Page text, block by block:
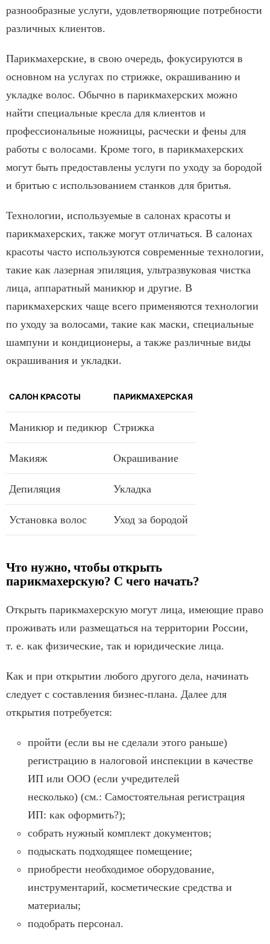
разнообразные услуги, удовлетворяющие потребности
различных клиентов.
Парикмахерские, в свою очередь, фокусируются в
основном на услугах по стрижке, окрашиванию и
укладке волос. Обычно в парикмахерских можно
найти специальные кресла для клиентов и
профессиональные ножницы, расчески и фены для
работы с волосами. Кроме того, в парикмахерских
могут быть предоставлены услуги по уходу за бородой
и бритью с использованием станков для бритья.
Технологии, используемые в салонах красоты и
парикмахерских, также могут отличаться. В салонах
красоты часто используются современные технологии,
такие как лазерная эпиляция, ультразвуковая чистка
лица, аппаратный маникюр и другие. В
парикмахерских чаще всего применяются технологии
по уходу за волосами, такие как маски, специальные
шампуни и кондиционеры, а также различные виды
окрашивания и укладки.
САЛОН КРАСОТЫ ПАРИКМАХЕРСКАЯ
Маникюр и педикюр Стрижка
Макияж Окрашивание
Депиляция Укладка
Установка волос Уход за бородой
Что нужно, чтобы открыть
парикмахерскую? С чего начать?
Открыть парикмахерскую могут лица, имеющие право
проживать или размещаться на территории России,
т. е. как физические, так и юридические лица.
Как и при открытии любого другого дела, начинать
следует с составления бизнес-плана. Далее для
открытия потребуется:
пройти (если вы не сделали этого раньше)
регистрацию в налоговой инспекции в качестве
ИП или ООО (если учредителей
несколько) (см.: Самостоятельная регистрация
ИП: как оформить?);
собрать нужный комплект документов;
подыскать подходящее помещение;
приобрести необходимое оборудование,
инструментарий, косметические средства и
материалы;
подобрать персонал.